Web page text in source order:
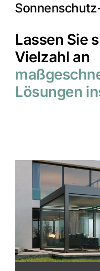
Lassen Sie
Vielzahl an
Lösungen